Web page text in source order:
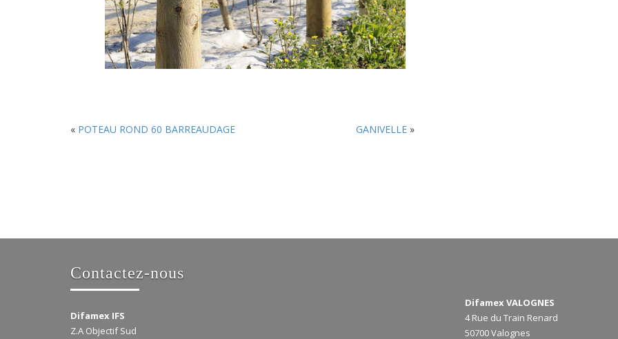
« POTEAU ROND 60 BARREAUDAGE GANIVELLE »
Contactez-nous
Difamex IFS
Z.A Objectif Sud
Difamex VALOGNES
4 Rue du Train Renard
50700 Valognes